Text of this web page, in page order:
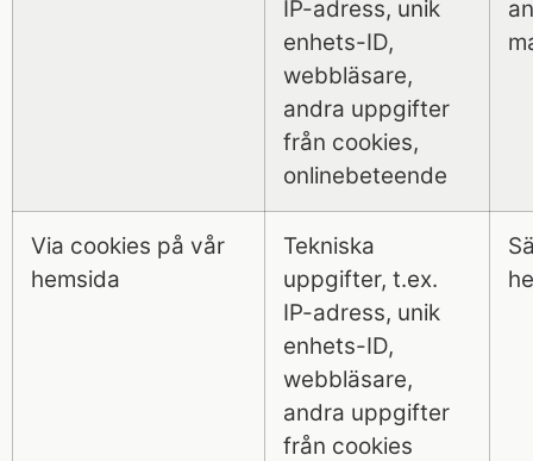
IP-adress, unik
enhets-ID,
webbläsare,
andra uppgifter
från cookies,
onlinebeteende
Via cookies på vår
hemsida
Tekniska
uppgifter, t.ex.
IP-adress, unik
enhets-ID,
webbläsare,
andra uppgifter
från cookies